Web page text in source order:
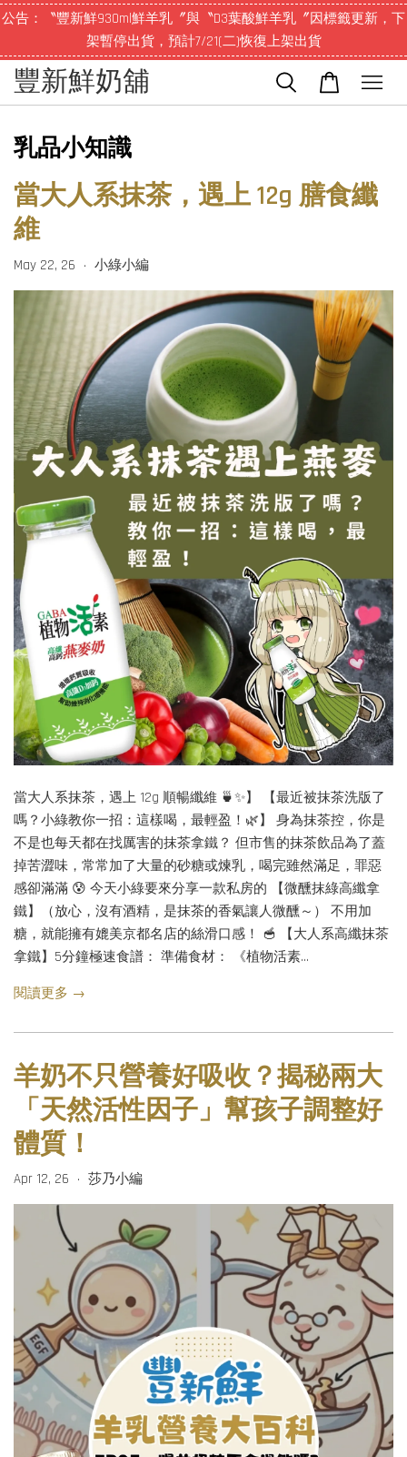
公告：〝豐新鮮930ml鮮羊乳〞與〝D3葉酸鮮羊乳〞因標籤更新，下
架暫停出貨，預計7/21(二)恢復上架出貨
豐新鮮奶舖
乳品小知識
當大人系抹茶，遇上 12g 膳食纖
維
May 22, 26 • 小綠小編
當大人系抹茶，遇上 12g 順暢纖維 🍵✨】 【最近被抹茶洗版了
嗎？小綠教你一招：這樣喝，最輕盈！🌿】 身為抹茶控，你是
不是也每天都在找厲害的抹茶拿鐵？ 但市售的抹茶飲品為了蓋
掉苦澀味，常常加了大量的砂糖或煉乳，喝完雖然滿足，罪惡
感卻滿滿 😰 今天小綠要來分享一款私房的 【微醺抹綠高纖拿
鐵】（放心，沒有酒精，是抹茶的香氣讓人微醺～） 不用加
糖，就能擁有媲美京都名店的絲滑口感！ 🥣 【大人系高纖抹茶
拿鐵】5分鐘極速食譜： 準備食材： 《植物活素...
閱讀更多 →
羊奶不只營養好吸收？揭秘兩大
「天然活性因子」幫孩子調整好
體質！
Apr 12, 26 • 莎乃小編